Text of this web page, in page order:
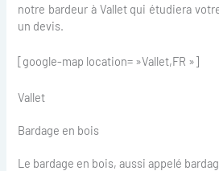
notre bardeur à Vallet qui étudiera
un devis.
[google-map location= »Vallet,FR »]
Vallet
Bardage en bois
Le bardage en bois, aussi appelé